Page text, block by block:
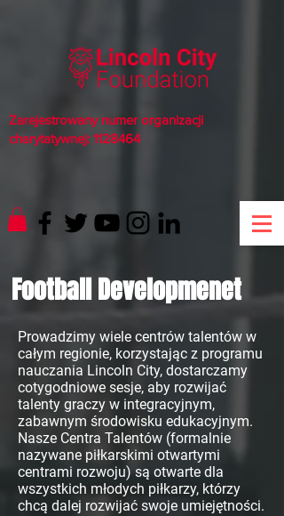
Zarejestrowany numer organizacji
charytatywnej: 1128464
Football Developmenet
Prowadzimy wiele centrów talentów w
całym regionie, korzystając z programu
nauczania Lincoln City, dostarczamy
cotygodniowe sesje, aby rozwijać
talenty graczy w integracyjnym,
zabawnym środowisku edukacyjnym.
Nasze Centra Talentów (formalnie
nazywane piłkarskimi otwartymi
centrami rozwoju) są otwarte dla
wszystkich młodych piłkarzy, którzy
chcą dalej rozwijać swoje umiejętności.